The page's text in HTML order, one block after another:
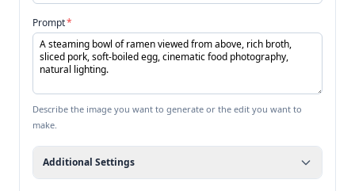
Prompt*
Describe the image you want to generate or the edit you want to
make.
Additional Settings